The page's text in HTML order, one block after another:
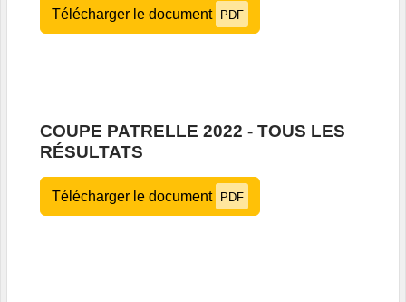
Télécharger le document PDF
COUPE PATRELLE 2022 - TOUS LES
RÉSULTATS
Télécharger le document PDF